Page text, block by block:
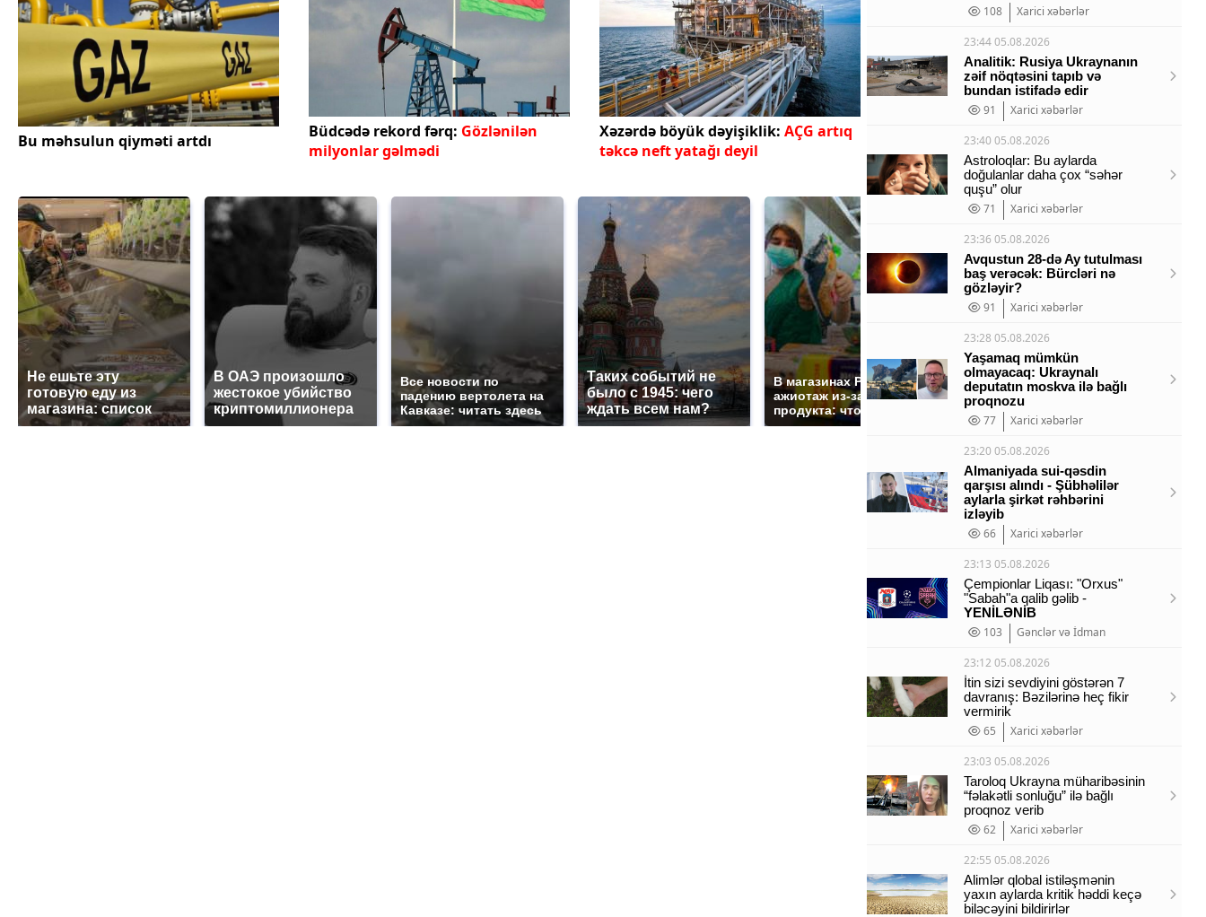
Bu məhsulun qiyməti artdı Büdcədə rekord fərq: Gözlənilən
milyonlar gəlmədi
Xəzərdə böyük dəyişiklik: AÇG artıq
təkcə neft yatağı deyil
Не ешьте эту
готовую еду из
магазина: список
В ОАЭ произошло
жестокое убийство
криптомиллионера
Все новости по
падению вертолета на
Кавказе: читать здесь
Таких событий не
было с 1945: чего
ждать всем нам?
В магазинах России
ажиотаж из-за этого
продукта: что купить?
СМИ: В Химках на
полицейскую
машину напали и
подожгли.
Где
108
Xarici xəbərlər
23:44 05.08.2026
Analitik: Rusiya Ukraynanın
zəif nöqtəsini tapıb və
bundan istifadə edir
91
Xarici xəbərlər
23:40 05.08.2026
Astroloqlar: Bu aylarda
doğulanlar daha çox “səhər
quşu” olur
71
Xarici xəbərlər
23:36 05.08.2026
Avqustun 28-də Ay tutulması
baş verəcək: Bürcləri nə
gözləyir?
91
Xarici xəbərlər
23:28 05.08.2026
Yaşamaq mümkün
olmayacaq: Ukraynalı
deputatın moskva ilə bağlı
proqnozu
77
Xarici xəbərlər
23:20 05.08.2026
Almaniyada sui-qəsdin
qarşısı alındı - Şübhəlilər
aylarla şirkət rəhbərini
izləyib
66
Xarici xəbərlər
23:13 05.08.2026
Çempionlar Liqası: "Orxus"
"Sabah"a qalib gəlib -
YENİLƏNİB
103
Gənclər və İdman
23:12 05.08.2026
İtin sizi sevdiyini göstərən 7
davranış: Bəzilərinə heç fikir
vermirik
65
Xarici xəbərlər
23:03 05.08.2026
Taroloq Ukrayna müharibəsinin
“fəlakətli sonluğu” ilə bağlı
proqnoz verib
62
Xarici xəbərlər
22:55 05.08.2026
Alimlər qlobal istiləşmənin
yaxın aylarda kritik həddi keçə
biləcəyini bildirirlər